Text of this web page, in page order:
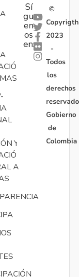
Y
A
Sí
gu
en
os
en:
©
Copyrigth
2023
-
Todos
los
derechos
Gobierno
de
Colombia